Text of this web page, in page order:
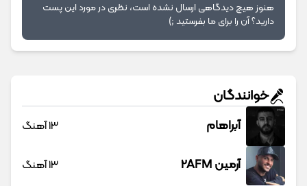
هنوز هیچ دیدگاهی ارسال نشده است، نظری در مورد این پست
دارید؟ آن را برای ما بفرستید ;)
خوانندگان
آبراهام 13 آهنگ
آرمین 2AFM 13 آهنگ